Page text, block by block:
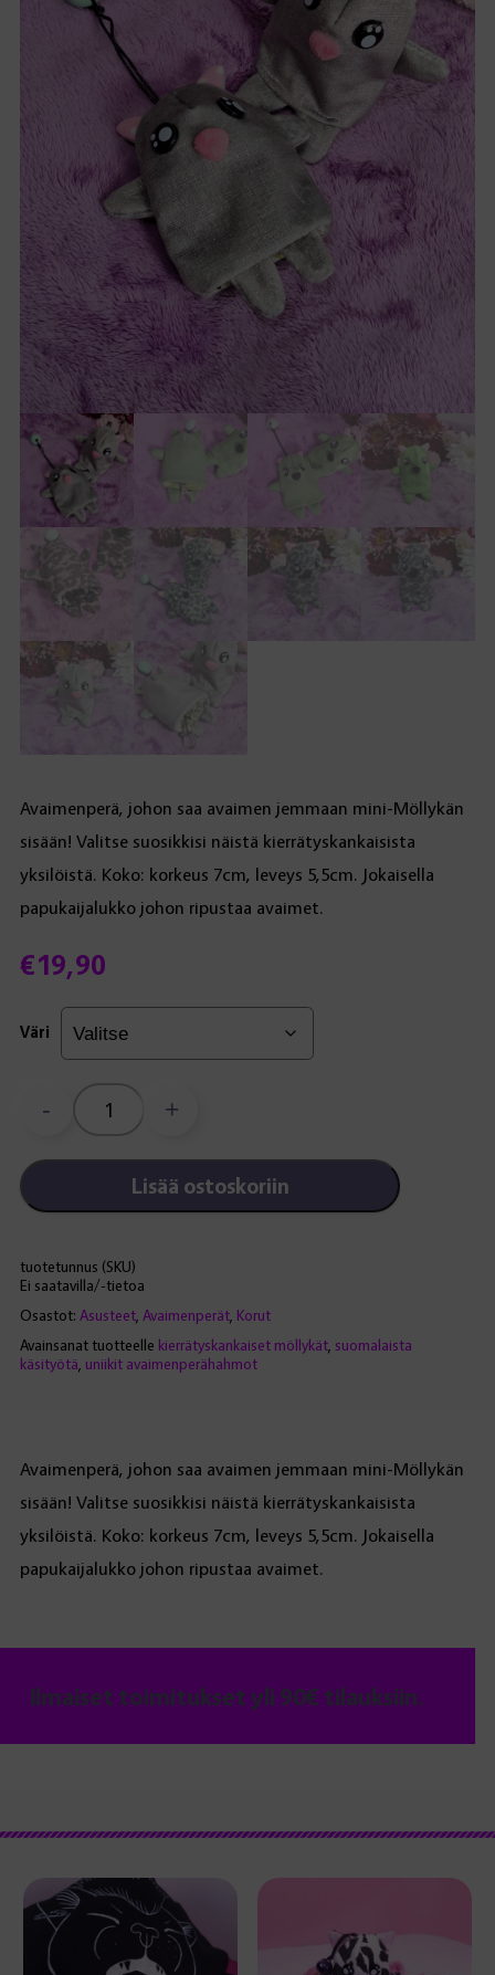
€19,90
Avaimenperä, johon saa avaimen jemmaan mini-Möllykän
sisään! Valitse suosikkisi näistä kierrätyskankaisista
yksilöistä. Koko: korkeus 7cm, leveys 5,5cm. Jokaisella
papukaijalukko johon ripustaa avaimet.
Väri
-
-
avaimenperä
määrä
+
Lisää ostoskoriin
tuotetunnus (SKU)
Ei saatavilla/-tietoa
Osastot: Asusteet, Avaimenperät, Korut
Avainsanat tuotteelle kierrätyskankaiset möllykät, suomalaista
käsityötä uniikit avaimenperähahmot
Avaimenperä, johon saa avaimen jemmaan mini-Möllykän
sisään! Valitse suosikkisi näistä kierrätyskankaisista
yksilöistä. Koko: korkeus 7cm, leveys 5,5cm. Jokaisella
papukaijalukko johon ripustaa avaimet.
Ilmaiset toimitukset yli 90€ tilauksiin.